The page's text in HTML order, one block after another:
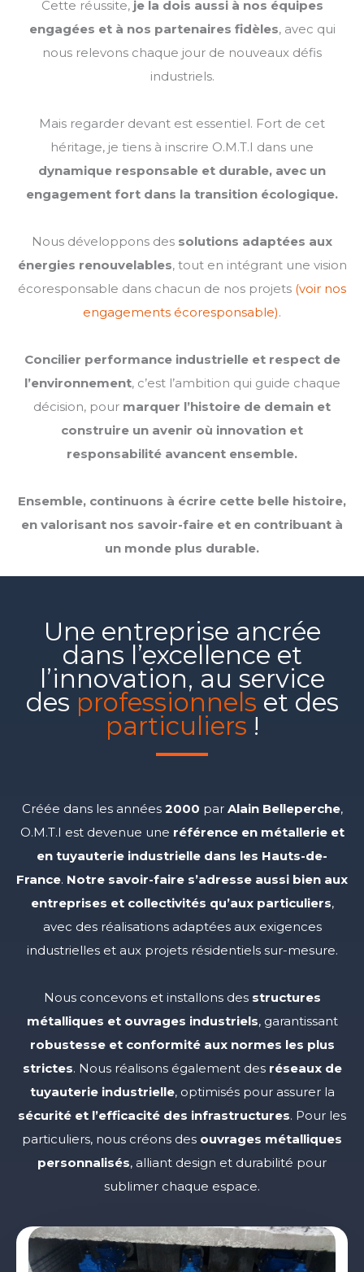
Cette réussite, je la dois aussi à nos équipes
engagées et à nos partenaires fidèles, avec qui
nous relevons chaque jour de nouveaux défis
industriels.
Mais regarder devant est essentiel. Fort de cet
héritage, je tiens à inscrire O.M.T.I dans une
dynamique responsable et durable, avec un
engagement fort dans la transition écologique.
Nous développons des solutions adaptées aux
énergies renouvelables, tout en intégrant une vision
écoresponsable dans chacun de nos projets (voir nos
engagements écoresponsable).
Concilier performance industrielle et respect de
l’environnement, c’est l’ambition qui guide chaque
décision, pour marquer l’histoire de demain et
construire un avenir où innovation et
responsabilité avancent ensemble.
Ensemble, continuons à écrire cette belle histoire,
en valorisant nos savoir-faire et en contribuant à
un monde plus durable.
Une entreprise ancrée
dans l’excellence et
l’innovation, au service
des professionnels et des
particuliers !
Créée dans les années 2000 par Alain Belleperche,
O.M.T.I est devenue une référence en métallerie et
en tuyauterie industrielle dans les Hauts-de-
France. Notre savoir-faire s’adresse aussi bien aux
entreprises et collectivités qu’aux particuliers,
avec des réalisations adaptées aux exigences
industrielles et aux projets résidentiels sur-mesure.
Nous concevons et installons des structures
métalliques et ouvrages industriels, garantissant
robustesse et conformité aux normes les plus
strictes. Nous réalisons également des réseaux de
tuyauterie industrielle, optimisés pour assurer la
sécurité et l’efficacité des infrastructures. Pour les
particuliers, nous créons des ouvrages métalliques
personnalisés, alliant design et durabilité pour
sublimer chaque espace.